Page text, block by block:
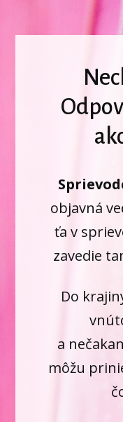
objavná
ťa v
zavedie
Do
a
môžu